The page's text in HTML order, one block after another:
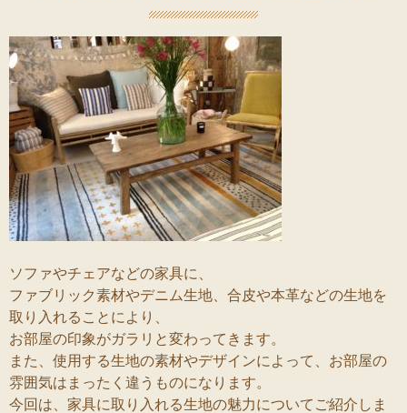
ソファやチェアなどの家具に、
ファブリック素材やデニム生地、合皮や本革などの生地を
取り入れることにより、
お部屋の印象がガラリと変わってきます。
また、使用する生地の素材やデザインによって、お部屋の
雰囲気はまったく違うものになります。
今回は、家具に取り入れる生地の魅力についてご紹介しま